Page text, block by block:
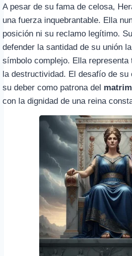
A pesar de su fama de celosa,
una fuerza inquebrantable. Ella
posición ni su reclamo legítimo.
defender la santidad de su unión
símbolo complejo. Ella representa
la destructividad. El desafío de
su deber como patrona del
con la dignidad de una reina